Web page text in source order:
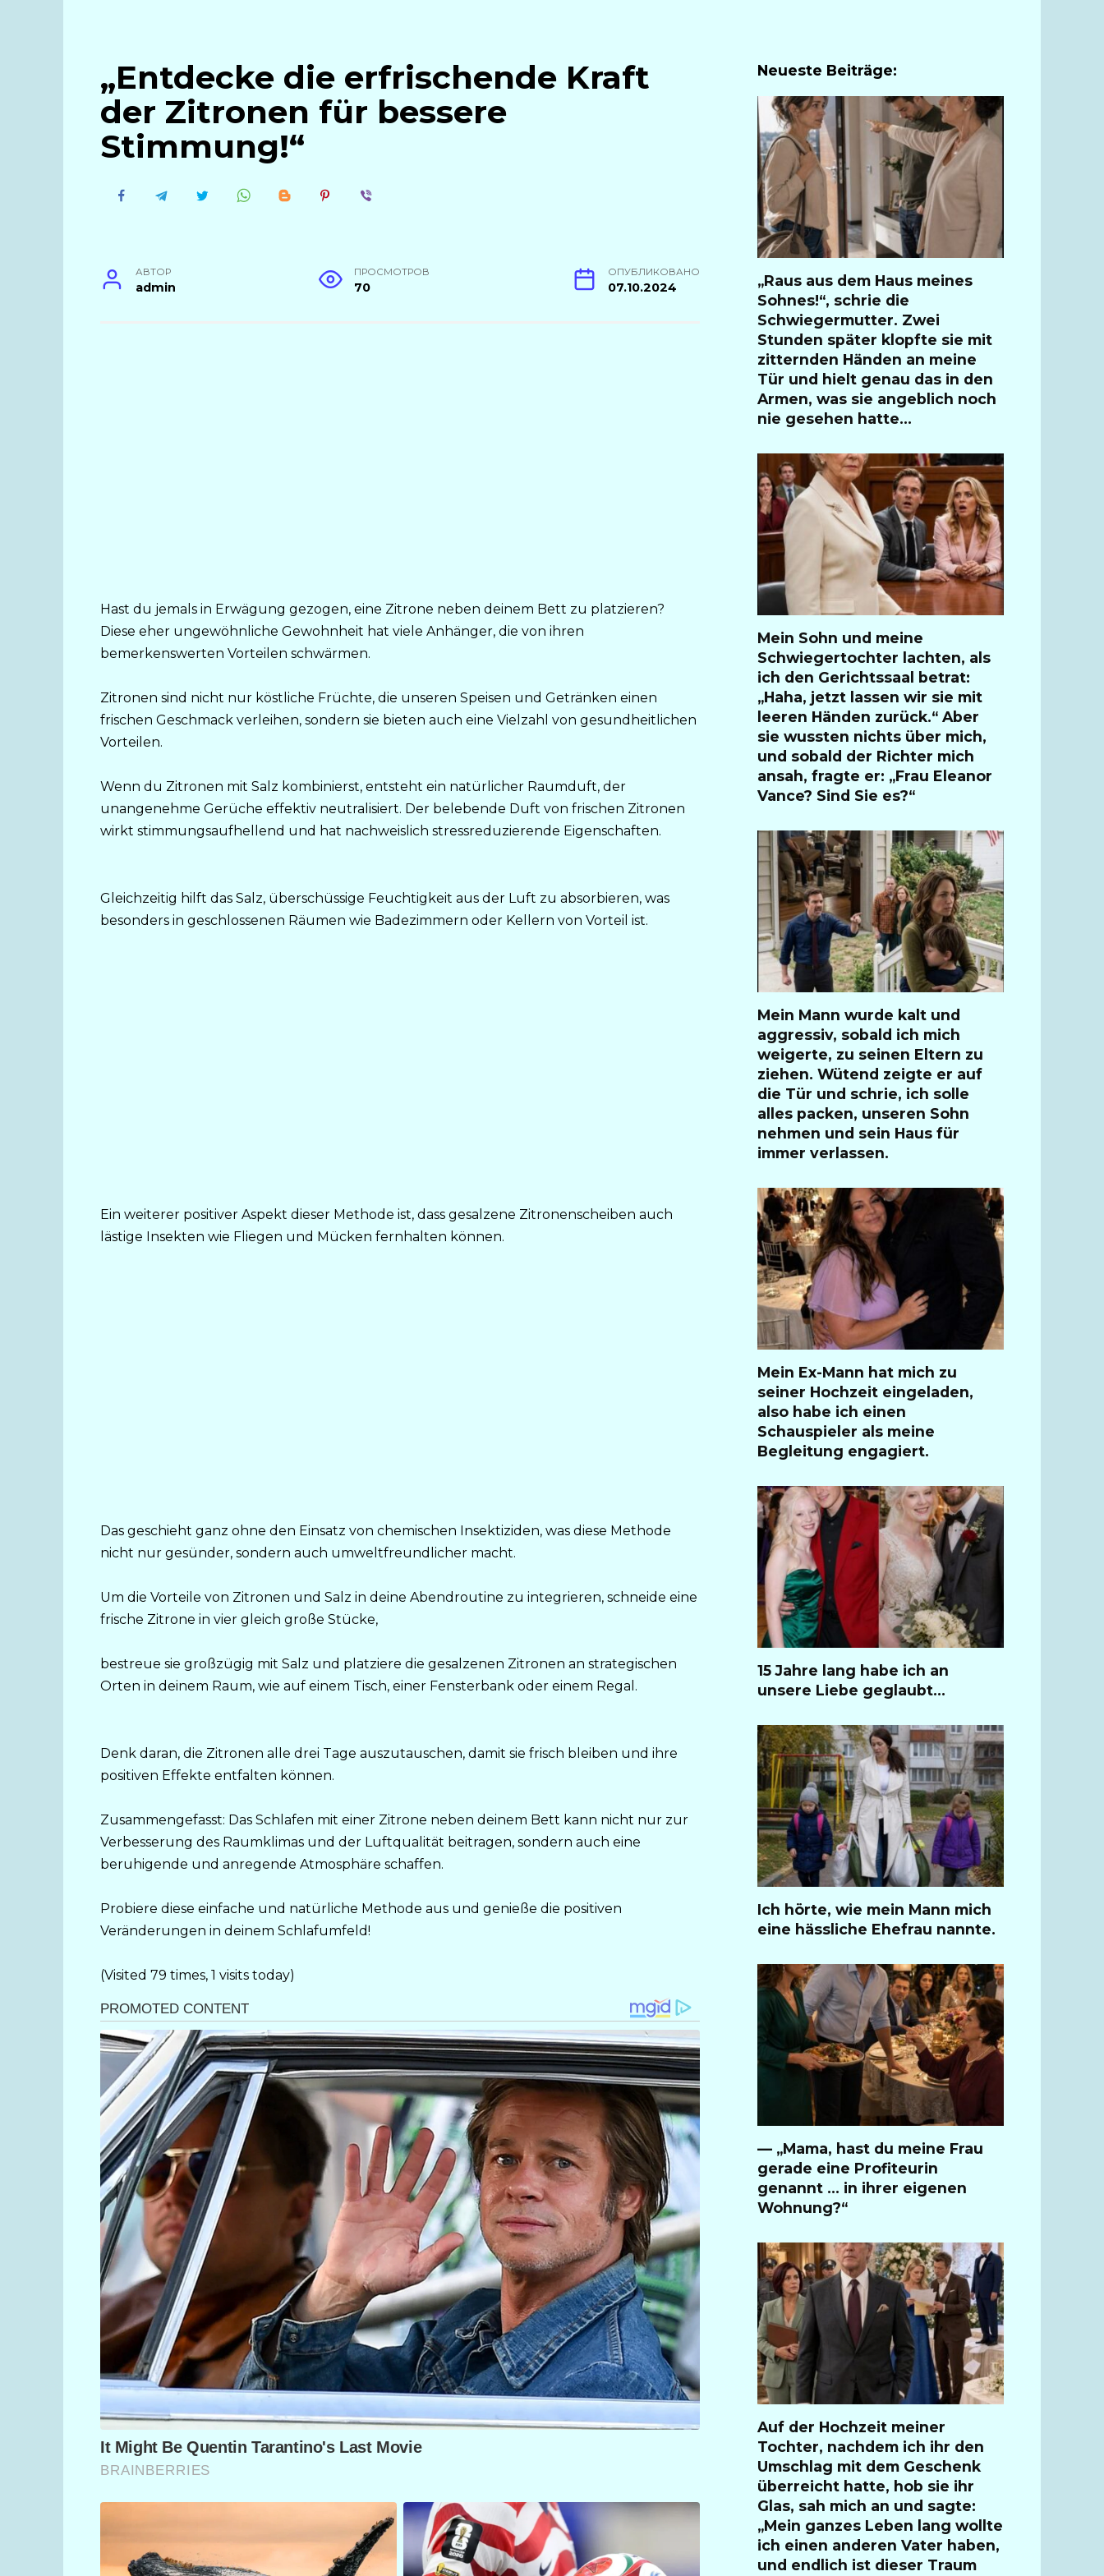
„Entdecke die erfrischende Kraft
der Zitronen für bessere
Stimmung!“
АВТОР
admin
ПРОСМОТРОВ
70
ОПУБЛИКОВАНО
07.10.2024
Hast du jemals in Erwägung gezogen, eine Zitrone neben deinem Bett zu platzieren?
Diese eher ungewöhnliche Gewohnheit hat viele Anhänger, die von ihren
bemerkenswerten Vorteilen schwärmen.
Zitronen sind nicht nur köstliche Früchte, die unseren Speisen und Getränken einen
frischen Geschmack verleihen, sondern sie bieten auch eine Vielzahl von gesundheitlichen
Vorteilen.
Wenn du Zitronen mit Salz kombinierst, entsteht ein natürlicher Raumduft, der
unangenehme Gerüche effektiv neutralisiert. Der belebende Duft von frischen Zitronen
wirkt stimmungsaufhellend und hat nachweislich stressreduzierende Eigenschaften.
Gleichzeitig hilft das Salz, überschüssige Feuchtigkeit aus der Luft zu absorbieren, was
besonders in geschlossenen Räumen wie Badezimmern oder Kellern von Vorteil ist.
Ein weiterer positiver Aspekt dieser Methode ist, dass gesalzene Zitronenscheiben auch
lästige Insekten wie Fliegen und Mücken fernhalten können.
Das geschieht ganz ohne den Einsatz von chemischen Insektiziden, was diese Methode
nicht nur gesünder, sondern auch umweltfreundlicher macht.
Um die Vorteile von Zitronen und Salz in deine Abendroutine zu integrieren, schneide eine
frische Zitrone in vier gleich große Stücke,
bestreue sie großzügig mit Salz und platziere die gesalzenen Zitronen an strategischen
Orten in deinem Raum, wie auf einem Tisch, einer Fensterbank oder einem Regal.
Denk daran, die Zitronen alle drei Tage auszutauschen, damit sie frisch bleiben und ihre
positiven Effekte entfalten können.
Zusammengefasst: Das Schlafen mit einer Zitrone neben deinem Bett kann nicht nur zur
Verbesserung des Raumklimas und der Luftqualität beitragen, sondern auch eine
beruhigende und anregende Atmosphäre schaffen.
Probiere diese einfache und natürliche Methode aus und genieße die positiven
Veränderungen in deinem Schlafumfeld!
(Visited 79 times, 1 visits today)
Neueste Beiträge:
„Raus aus dem Haus meines
Sohnes!“, schrie die
Schwiegermutter. Zwei
Stunden später klopfte sie mit
zitternden Händen an meine
Tür und hielt genau das in den
Armen, was sie angeblich noch
nie gesehen hatte…
Mein Sohn und meine
Schwiegertochter lachten, als
ich den Gerichtssaal betrat:
„Haha, jetzt lassen wir sie mit
leeren Händen zurück.“ Aber
sie wussten nichts über mich,
und sobald der Richter mich
ansah, fragte er: „Frau Eleanor
Vance? Sind Sie es?“
Mein Mann wurde kalt und
aggressiv, sobald ich mich
weigerte, zu seinen Eltern zu
ziehen. Wütend zeigte er auf
die Tür und schrie, ich solle
alles packen, unseren Sohn
nehmen und sein Haus für
immer verlassen.
Mein Ex-Mann hat mich zu
seiner Hochzeit eingeladen,
also habe ich einen
Schauspieler als meine
Begleitung engagiert.
15 Jahre lang habe ich an
unsere Liebe geglaubt…
Ich hörte, wie mein Mann mich
eine hässliche Ehefrau nannte.
— „Mama, hast du meine Frau
gerade eine Profiteurin
genannt … in ihrer eigenen
Wohnung?“
Auf der Hochzeit meiner
Tochter, nachdem ich ihr den
Umschlag mit dem Geschenk
überreicht hatte, hob sie ihr
Glas, sah mich an und sagte:
„Mein ganzes Leben lang wollte
ich einen anderen Vater haben,
und endlich ist dieser Traum